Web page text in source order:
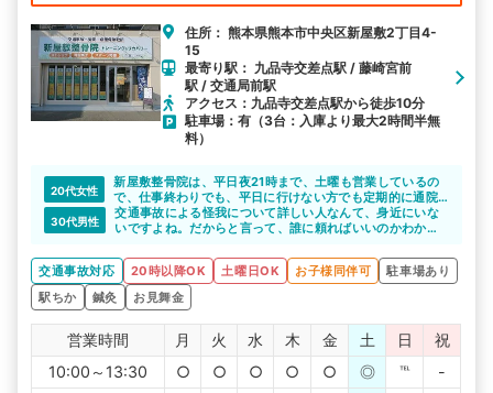
住所： 熊本県熊本市中央区新屋敷2丁目4-
15
最寄り駅： 九品寺交差点駅 / 藤崎宮前
駅 / 交通局前駅
アクセス：九品寺交差点駅から徒歩10分
駐車場：有（3台：入庫より最大2時間半無
料）
20代女性
新屋敷整骨院は、平日夜21時まで、土曜も営業しているの
で、仕事終わりでも、平日に行けない方でも定期的に通院
できると思います。場所も熊本市の中心部にある、映画館
も入った施設内の整骨院なので、女性の方も通いやすいで
30代男性
交通事故による怪我について詳しい人なんて、身近にいな
いですよね。だからと言って、誰に頼ればいいのかわから
新屋敷整骨院は、交通事故による怪我について詳しい整骨
院です。不安や悩みなどあれば、親身になって相談に乗っ
てくれますよ。不安や悩みが少なくなれば、施術にも専念
できてよいと思います。
交通事故対応 20時以降OK 土曜日OK お子様同伴可
駐車場あり
駅ちか
鍼灸 お見舞金
営業時間 月 火 水 木 金 土 日
祝
10:00～13:30
○ ○ ○ ○ ○ ◎ ℡
-